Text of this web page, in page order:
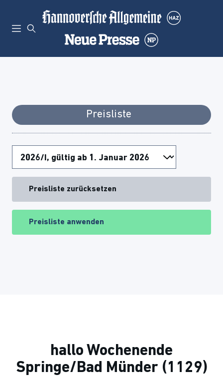
Preisliste
Preisliste zurücksetzen
Preisliste anwenden
hallo Wochenende
Springe/Bad Münder (1129)